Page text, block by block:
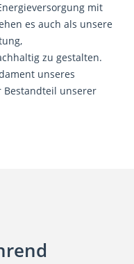
mit
es auch als unsere
zu gestalten.
unseres
Bestandteil unserer